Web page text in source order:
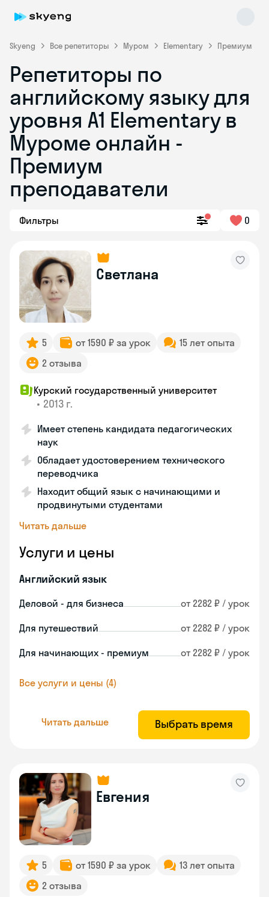
Skyeng Все репетиторы Муром Elementary Премиум
Репетиторы по
английскому языку для
уровня A1 Elementary в
Муроме онлайн -
Премиум
преподаватели
Фильтры 0
Светлана
5 от 1590 ₽ за урок
15 лет опыта
2 отзыва
Курский государственный университет
• 2013 г.
Имеет степень кандидата педагогических
наук
Обладает удостоверением технического
переводчика
Находит общий язык с начинающими и
продвинутыми студентами
Читать дальше
Услуги и цены
Английский язык
Деловой - для бизнеса от 2282 ₽ / урок
Для путешествий от 2282 ₽ / урок
Для начинающих - премиум от 2282 ₽ / урок
Все услуги и цены (4)
Читать дальше Выбрать время
Евгения
5 от 1590 ₽ за урок
13 лет опыта
2 отзыва
Skyeng Chat
online